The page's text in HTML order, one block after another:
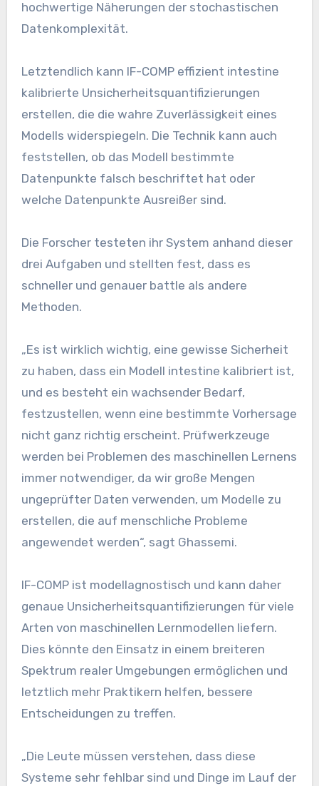
hochwertige Näherungen der stochastischen
Datenkomplexität.
Letztendlich kann IF-COMP effizient intestine
kalibrierte Unsicherheitsquantifizierungen
erstellen, die die wahre Zuverlässigkeit eines
Modells widerspiegeln. Die Technik kann auch
feststellen, ob das Modell bestimmte
Datenpunkte falsch beschriftet hat oder
welche Datenpunkte Ausreißer sind.
Die Forscher testeten ihr System anhand dieser
drei Aufgaben und stellten fest, dass es
schneller und genauer battle als andere
Methoden.
„Es ist wirklich wichtig, eine gewisse Sicherheit
zu haben, dass ein Modell intestine kalibriert ist,
und es besteht ein wachsender Bedarf,
festzustellen, wenn eine bestimmte Vorhersage
nicht ganz richtig erscheint. Prüfwerkzeuge
werden bei Problemen des maschinellen Lernens
immer notwendiger, da wir große Mengen
ungeprüfter Daten verwenden, um Modelle zu
erstellen, die auf menschliche Probleme
angewendet werden“, sagt Ghassemi.
IF-COMP ist modellagnostisch und kann daher
genaue Unsicherheitsquantifizierungen für viele
Arten von maschinellen Lernmodellen liefern.
Dies könnte den Einsatz in einem breiteren
Spektrum realer Umgebungen ermöglichen und
letztlich mehr Praktikern helfen, bessere
Entscheidungen zu treffen.
„Die Leute müssen verstehen, dass diese
Systeme sehr fehlbar sind und Dinge im Lauf der